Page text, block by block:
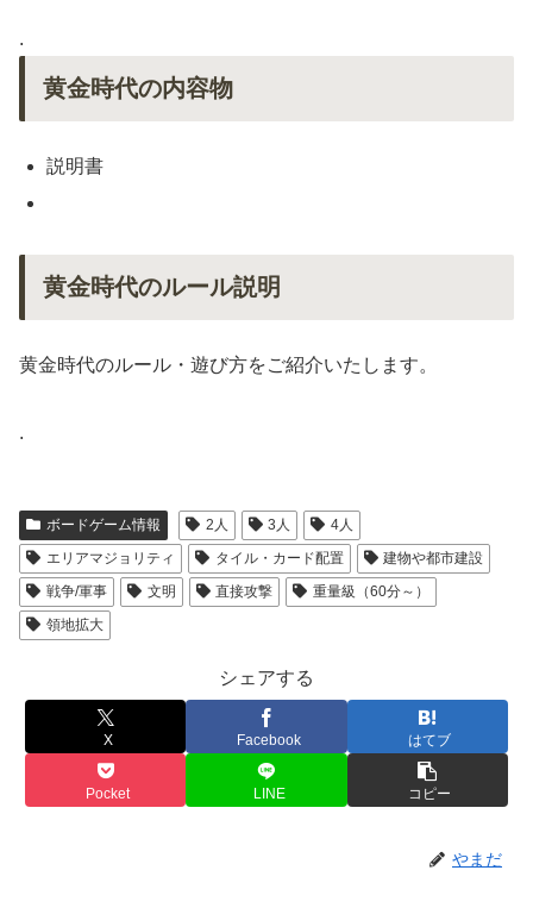
.
黄金時代の内容物
説明書
黄金時代のルール説明
黄金時代のルール・遊び方をご紹介いたします。
.
ボードゲーム情報 2人 3人
4人
エリアマジョリティ
タイル・カード配置
建物や都市建設
戦争/軍事
文明 直接攻撃
重量級（60分～）
領地拡大
シェアする
X Facebook はてブ
Pocket LINE コピー
やまだ